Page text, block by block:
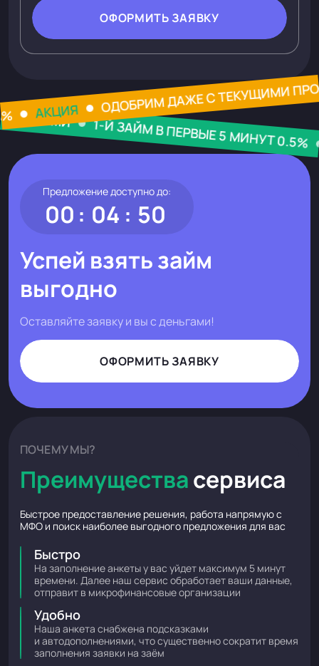
ОФОРМИТЬ ЗАЯВКУ
1-Й ЗАЙМ В ПЕРВЫЕ 5 МИНУТ 0.5%
АКЦИЯ ОДОБРИМ ДАЖЕ С
Предложение доступно до:
00 04
49
Успей взять займ
выгодно
Оставляйте заявку и вы с деньгами!
ОФОРМИТЬ ЗАЯВКУ
ПОЧЕМУ МЫ?
Преимуществасервиса
Быстрое предоставление решения, работа напрямую с
МФО и поиск наиболее выгодного предложения для вас
Быстро
На заполнение анкеты у вас уйдет максимум 5 минут
времени. Далее наш сервис обработает ваши данные,
отправит в микрофинансовые организации
Удобно
Наша анкета снабжена подсказками
и автодополнениями, что существенно сократит время
заполнения заявки на заём